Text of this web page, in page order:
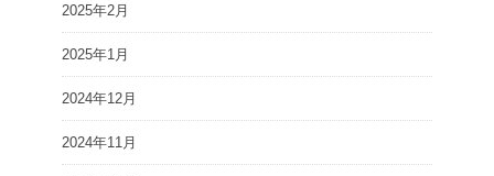
2025年2月
2025年1月
2024年12月
2024年11月